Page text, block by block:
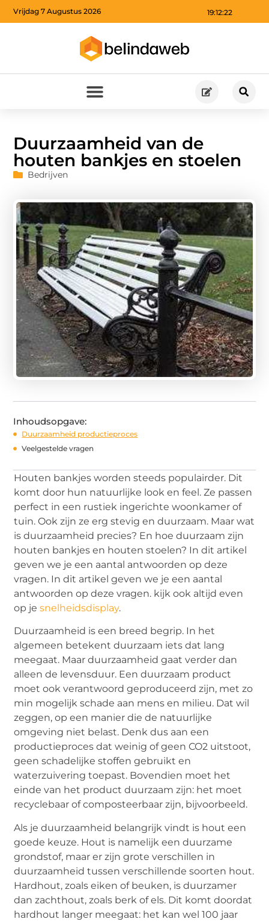
19:12:23
Vrijdag 7 Augustus 2026
Duurzaamheid van de
houten bankjes en stoelen
Bedrijven
Inhoudsopgave:
Duurzaamheid productieproces
Veelgestelde vragen
Houten bankjes worden steeds populairder. Dit
komt door hun natuurlijke look en feel. Ze passen
perfect in een rustiek ingerichte woonkamer of
tuin. Ook zijn ze erg stevig en duurzaam. Maar wat
is duurzaamheid precies? En hoe duurzaam zijn
houten bankjes en houten stoelen? In dit artikel
geven we je een aantal antwoorden op deze
vragen. In dit artikel geven we je een aantal
antwoorden op deze vragen. kijk ook altijd even
op jesnelheidsdisplay.
Duurzaamheid is een breed begrip. In het
algemeen betekent duurzaam iets dat lang
meegaat. Maar duurzaamheid gaat verder dan
alleen de levensduur. Een duurzaam product
moet ook verantwoord geproduceerd zijn, met zo
min mogelijk schade aan mens en milieu. Dat wil
zeggen, op een manier die de natuurlijke
omgeving niet belast. Denk dus aan een
productieproces dat weinig of geen CO2 uitstoot,
geen schadelijke stoffen gebruikt en
waterzuivering toepast. Bovendien moet het
einde van het product duurzaam zijn: het moet
recyclebaar of composteerbaar zijn, bijvoorbeeld.
Als je duurzaamheid belangrijk vindt is hout een
goede keuze. Hout is namelijk een duurzame
grondstof, maar er zijn grote verschillen in
duurzaamheid tussen verschillende soorten hout.
Hardhout, zoals eiken of beuken, is duurzamer
dan zachthout, zoals berk of els. Dit komt doordat
hardhout langer meegaat: het kan wel 100 jaar